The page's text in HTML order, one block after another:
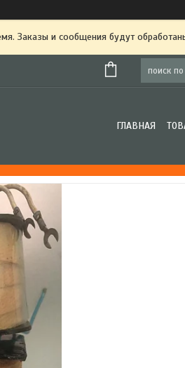
Заказы и сообщения будут
ГЛАВНАЯ